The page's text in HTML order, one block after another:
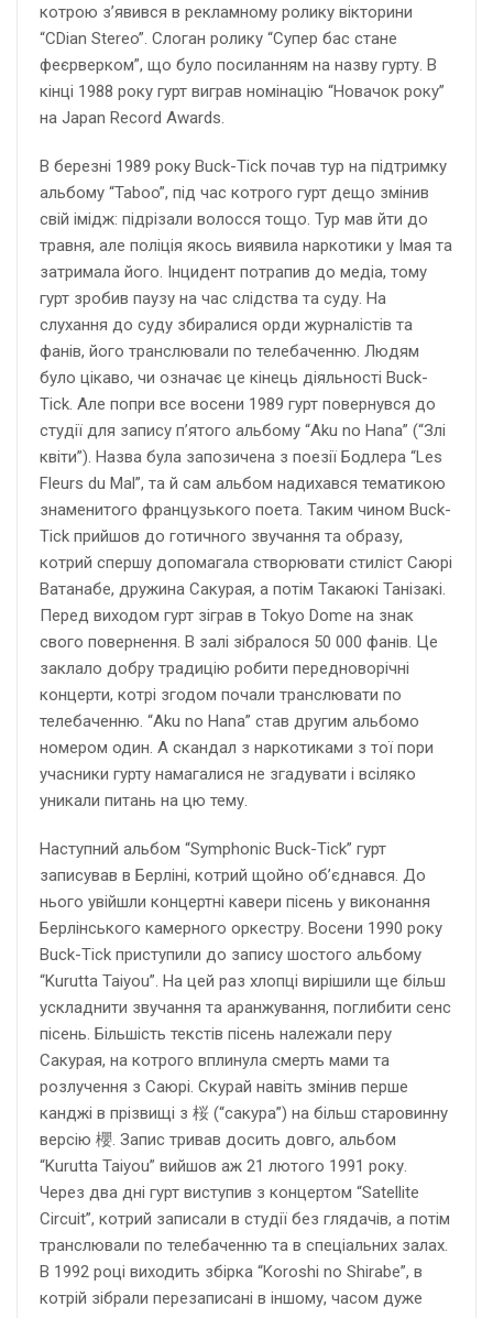
котрою з’явився в рекламному ролику вікторини
“CDian Stereo”. Слоган ролику “Супер бас стане
феєрверком”, що було посиланням на назву гурту. В
кінці 1988 року гурт виграв номінацію “Новачок року”
на Japan Record Awards.
В березні 1989 року Buck-Tick почав тур на підтримку
альбому “Taboo”, під час котрого гурт дещо змінив
свій імідж: підрізали волосся тощо. Тур мав йти до
травня, але поліція якось виявила наркотики у Імая та
затримала його. Інцидент потрапив до медіа, тому
гурт зробив паузу на час слідства та суду. На
слухання до суду збиралися орди журналістів та
фанів, його транслювали по телебаченню. Людям
було цікаво, чи означає це кінець діяльності Buck-
Tick. Але попри все восени 1989 гурт повернувся до
студії для запису п’ятого альбому “Aku no Hana” (“Злі
квіти”). Назва була запозичена з поезії Бодлера “Les
Fleurs du Mal”, та й сам альбом надихався тематикою
знаменитого французького поета. Таким чином Buck-
Tick прийшов до готичного звучання та образу,
котрий спершу допомагала створювати стиліст Саюрі
Ватанабе, дружина Сакурая, а потім Такаюкі Танізакі.
Перед виходом гурт зіграв в Tokyo Dome на знак
свого повернення. В залі зібралося 50 000 фанів. Це
заклало добру традицію робити передноворічні
концерти, котрі згодом почали транслювати по
телебаченню. “Aku no Hana” став другим альбомо
номером один. А скандал з наркотиками з тої пори
учасники гурту намагалися не згадувати і всіляко
уникали питань на цю тему.
Наступний альбом “Symphonic Buck-Tick” гурт
записував в Берліні, котрий щойно об’єднався. До
нього увійшли концертні кавери пісень у виконання
Берлінського камерного оркестру. Восени 1990 року
Buck-Tick приступили до запису шостого альбому
“Kurutta Taiyou”. На цей раз хлопці вирішили ще більш
ускладнити звучання та аранжування, поглибити сенс
пісень. Більшість текстів пісень належали перу
Сакурая, на котрого вплинула смерть мами та
розлучення з Саюрі. Скурай навіть змінив перше
канджі в прізвищі з 桜 (“сакура”) на більш старовинну
версію 櫻. Запис тривав досить довго, альбом
“Kurutta Taiyou” вийшов аж 21 лютого 1991 року.
Через два дні гурт виступив з концертом “Satellite
Circuit”, котрий записали в студії без глядачів, а потім
транслювали по телебаченню та в спеціальних залах.
В 1992 році виходить збірка “Koroshi no Shirabe”, в
котрій зібрали перезаписані в іншому, часом дуже